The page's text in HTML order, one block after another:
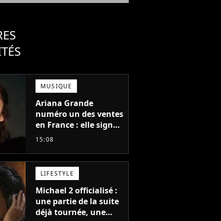
MUSIQUE
Ariana Grande
numéro un des ventes
en France : elle signe
le meilleur démarrage
son album Petal
15:08
LIFESTYLE
Michael 2 officialisé :
une partie de la suite
déjà tournée, une